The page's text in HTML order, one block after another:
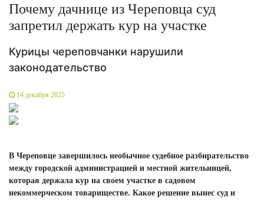
Почему дачнице из Череповца суд
запретил держать кур на участке
Курицы череповчанки нарушили
законодательство
14 декабря 2025
В Череповце завершилось необычное судебное разбирательство
между городской администрацией и местной жительницей,
которая держала кур на своем участке в садовом
некоммерческом товариществе. Какое решение вынес суд и